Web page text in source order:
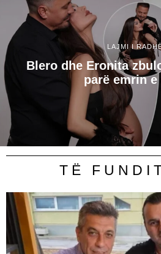
LAJMI I
Blero dhe Eronita
parë emrin
TË